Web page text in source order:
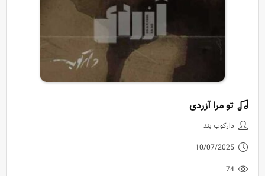
دانلود آهنگ جدید دارکوب بند به
تو مرا آزردی
دارکوب بند
10/07/2025
74